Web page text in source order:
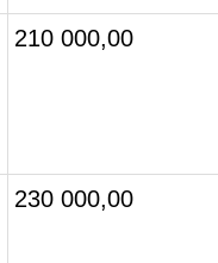
210 000,00
230 000,00